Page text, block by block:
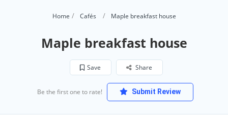
Home Cafés Maple breakfast house
Maple breakfast house
Save Share
Be the first one to rate! Submit Review